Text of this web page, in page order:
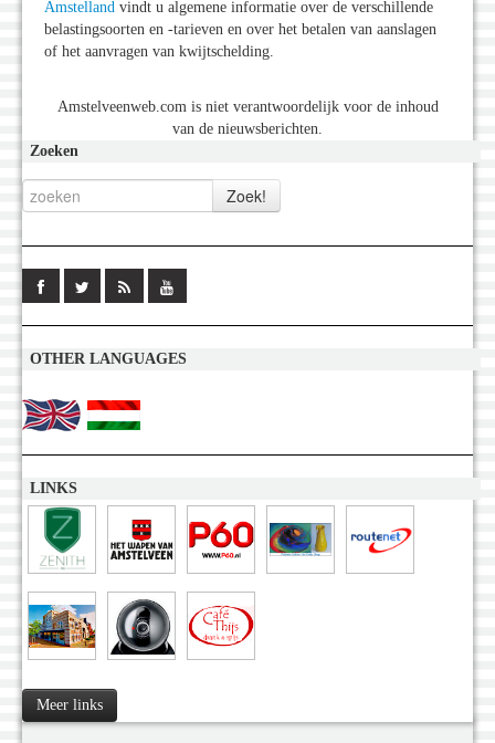
Amstelland vindt u algemene informatie over de verschillende
belastingsoorten en -tarieven en over het betalen van aanslagen
of het aanvragen van kwijtschelding.
Amstelveenweb.com is niet verantwoordelijk voor de inhoud
van de nieuwsberichten.
Zoeken
OTHER LANGUAGES
LINKS
Meer links